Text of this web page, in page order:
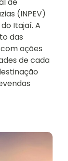
de
(INPEV)
Itajaí. A
das
ações
de cada